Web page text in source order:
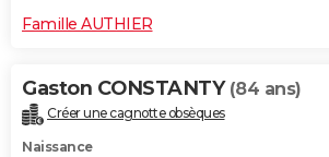
Famille AUTHIER
Gaston CONSTANTY (84 ans)
Créer une cagnotte obsèques
Naissance